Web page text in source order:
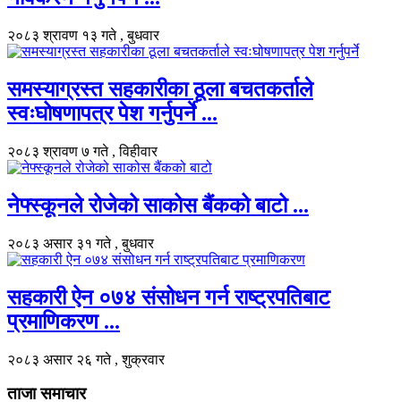
२०८३ श्रावण १३ गते , बुधवार
समस्याग्रस्त सहकारीका ठूला बचतकर्ताले
स्वःघोषणापत्र पेश गर्नुपर्ने ...
२०८३ श्रावण ७ गते , विहीवार
नेफ्स्कूनले रोजेको साकोस बैंकको बाटो ...
२०८३ असार ३१ गते , बुधवार
सहकारी ऐन ०७४ संसोधन गर्न राष्ट्रपतिबाट
प्रमाणिकरण ...
२०८३ असार २६ गते , शुक्रवार
ताजा समाचार